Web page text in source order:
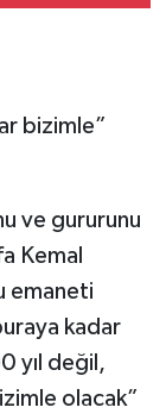
bizimle”
ve gururunu
Kemal
emaneti
kadar
yıl değil,
olacak”